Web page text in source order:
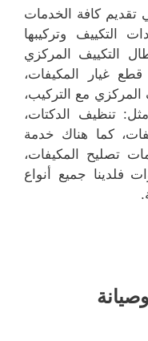
كافة الخدمات
التكييف وتركيبها
التكييف المركزي
غيار المكيفات،
المركزي مع التركيب،
تنظيف الدكتات،
كما هناك خدمة
تصليح المكيفات،
فلدينا جميع أنواع